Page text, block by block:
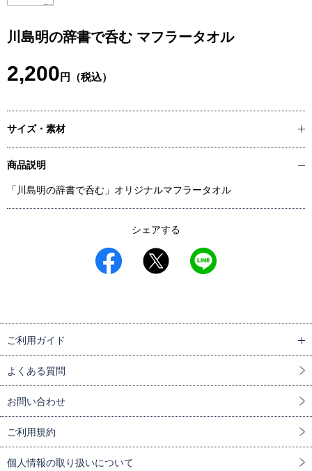
川島明の辞書で呑む マフラータオル
2,200 円（税込）
サイズ・素材
商品説明
「川島明の辞書で呑む」オリジナルマフラータオル
シェアする
ご利用ガイド
よくある質問
お問い合わせ
ご利用規約
個人情報の取り扱いについて